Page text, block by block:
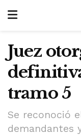
Juez
tramo 5
Se reconoció
demandantes